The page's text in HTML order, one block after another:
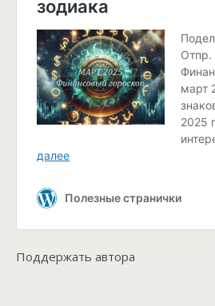
Поддержать автора